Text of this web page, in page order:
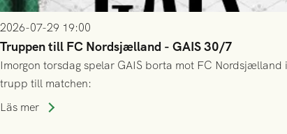
2026-07-29 19:00
Truppen till FC Nordsjælland - GAIS 30/7
Imorgon torsdag spelar GAIS borta mot FC
trupp till matchen:
Läs mer